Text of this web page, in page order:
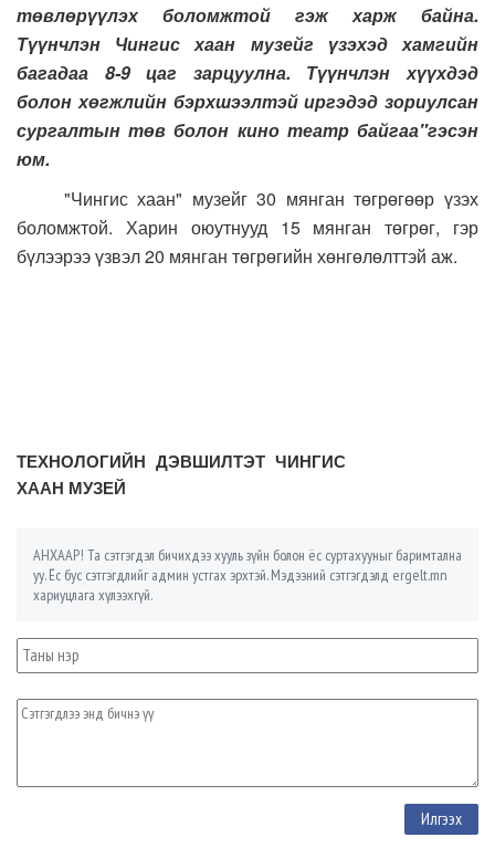
төвлөрүүлэх боломжтой гэж харж байна.
Түүнчлэн Чингис хаан музейг үзэхэд хамгийн
багадаа 8-9 цаг зарцуулна. Түүнчлэн хүүхдэд
болон хөгжлийн бэрхшээлтэй иргэдэд зориулсан
сургалтын төв болон кино театр байгаа"гэсэн
юм.
"Чингис хаан" музейг 30 мянган төгрөгөөр үзэх
боломжтой. Харин оюутнууд 15 мянган төгрөг, гэр
бүлээрээ үзвэл 20 мянган төгрөгийн хөнгөлөлттэй аж.
ТЕХНОЛОГИЙН ДЭВШИЛТЭТ ЧИНГИС
ХААН МУЗЕЙ
АНХААР! Та сэтгэгдэл бичихдээ хууль зүйн болон ёс суртахууныг баримтална
уу. Ёс бус сэтгэгдлийг админ устгах эрхтэй. Мэдээний сэтгэгдэлд ergelt.mn
хариуцлага хүлээхгүй.